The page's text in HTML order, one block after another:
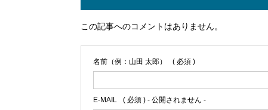
この記事へのコメントはありません。
名前（例：山田 太郎） ( 必須 )
E-MAIL ( 必須 ) - 公開されません -